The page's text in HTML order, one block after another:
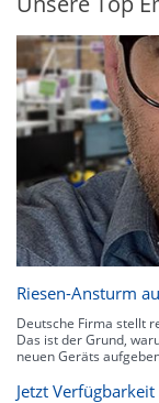
Riesen-Ansturm
Deutsche Firma stellt
Das ist der Grund,
neuen Geräts
Jetzt